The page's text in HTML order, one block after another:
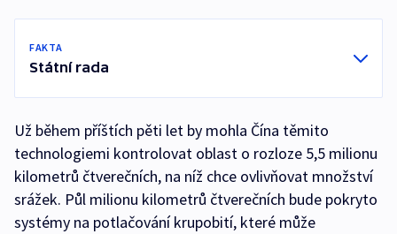
FAKTA
Státní rada
Už během příštích pěti let by mohla Čína těmito
technologiemi kontrolovat oblast o rozloze 5,5 milionu
kilometrů čtverečních, na níž chce ovlivňovat množství
srážek. Půl milionu kilometrů čtverečních bude pokryto
systémy na potlačování krupobití, které může